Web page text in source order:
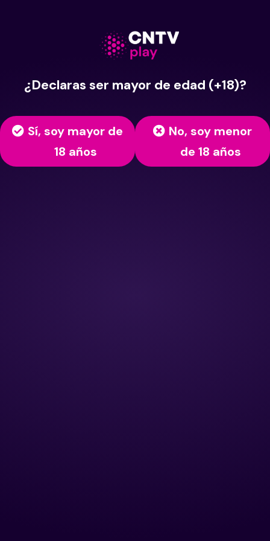
¿Declaras ser mayor de edad (+18)?
Sí, soy mayor de
18 años
No, soy menor
de 18 años